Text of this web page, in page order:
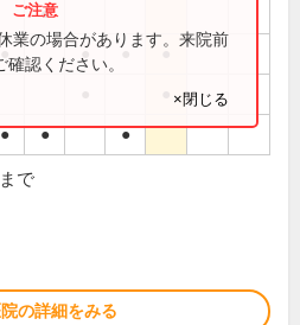
●
● ● ● ●
● ● ●
業の場合があります。来院前
認ください。
×閉じる
で
の詳細をみる